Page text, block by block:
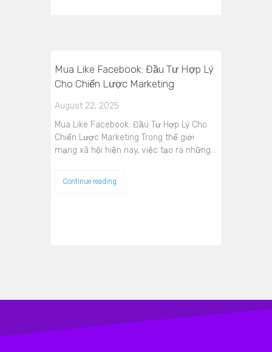
Mua Like Facebook: Đầu Tư Hợp Lý
Cho Chiến Lược Marketing
August 22, 2025
Mua Like Facebook: Đầu Tư Hợp Lý Cho
Chiến Lược Marketing Trong thế giới
mạng xã hội hiện nay, việc tạo ra những…
Continue reading